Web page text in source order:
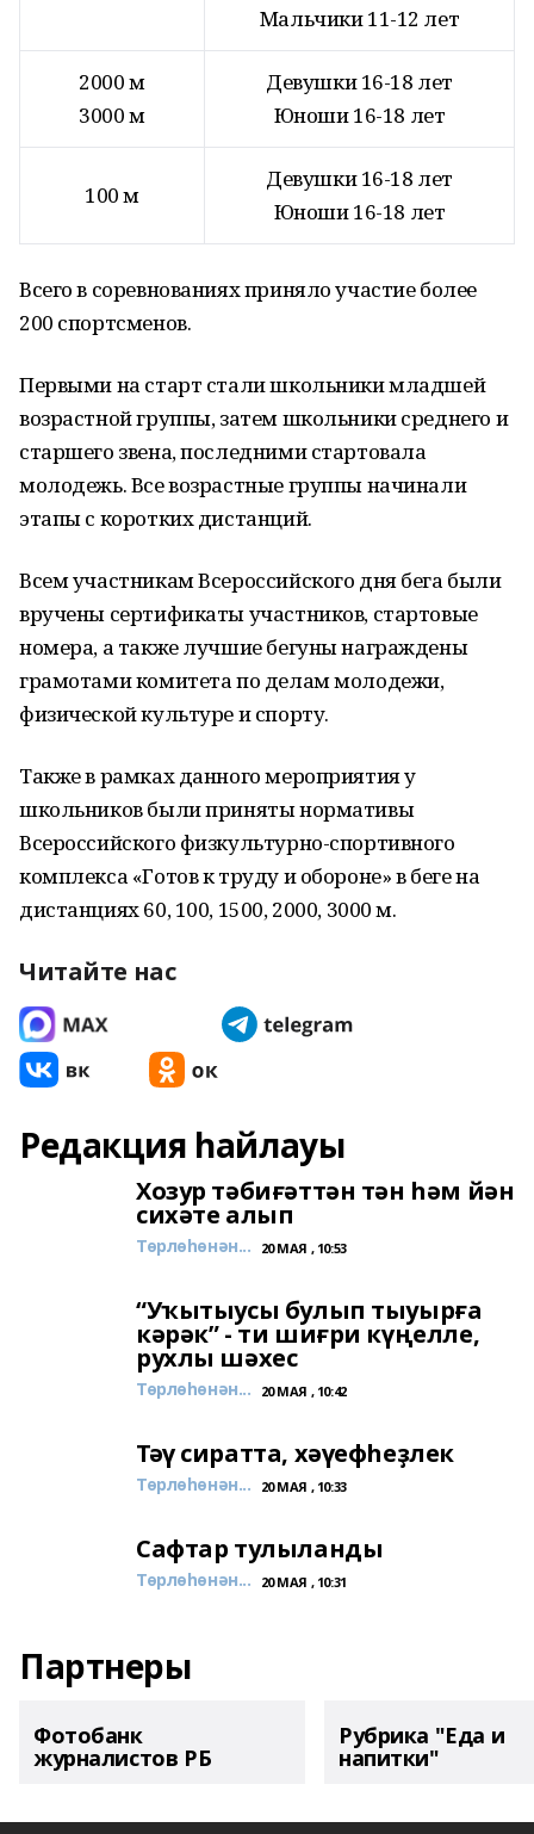
Мальчики 11-12 лет
2000 м
3000 м
Девушки 16-18 лет
Юноши 16-18 лет
100 м
Девушки 16-18 лет
Юноши 16-18 лет
Всего в соревнованиях приняло участие более
200 спортсменов.
Первыми на старт стали школьники младшей
возрастной группы, затем школьники среднего и
старшего звена, последними стартовала
молодежь. Все возрастные группы начинали
этапы с коротких дистанций.
Всем участникам Всероссийского дня бега были
вручены сертификаты участников, стартовые
номера, а также лучшие бегуны награждены
грамотами комитета по делам молодежи,
физической культуре и спорту.
Также в рамках данного мероприятия у
школьников были приняты нормативы
Всероссийского физкультурно-спортивного
комплекса «Готов к труду и обороне» в беге на
дистанциях 60, 100, 1500, 2000, 3000 м.
Читайте нас
Редакция һайлауы
Хозур тәбиғәттән тән һәм йән
сихәте алып
Төрлөһөнән... 20 МАЯ , 10:53
“Уҡытыусы булып тыуырға
кәрәк” - ти шиғри күңелле,
рухлы шәхес
Төрлөһөнән... 20 МАЯ , 10:42
Тәү сиратта, хәүефһеҙлек
Төрлөһөнән... 20 МАЯ , 10:33
Сафтар тулыланды
Төрлөһөнән... 20 МАЯ , 10:31
Партнеры
Фотобанк
журналистов РБ
Рубрика "Еда и
напитки"